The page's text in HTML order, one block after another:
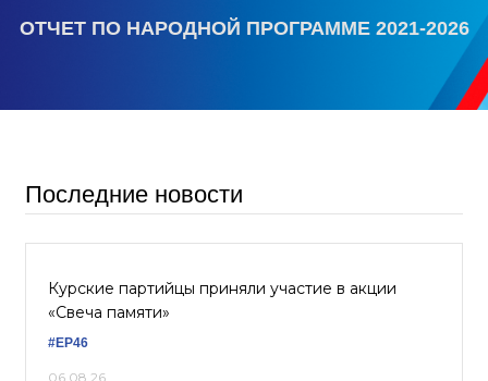
ОТЧЕТ ПО НАРОДНОЙ ПРОГРАММЕ 2021-2026
Последние новости
Курские партийцы приняли участие в акции
«Свеча памяти»
#ЕР46
06.08.26